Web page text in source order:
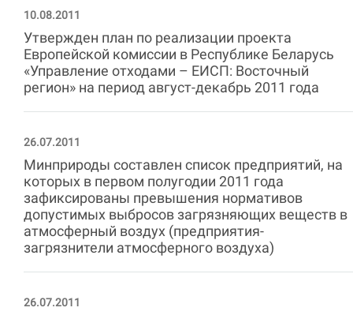
10.08.2011
Утвержден план по реализации проекта
Европейской комиссии в Республике Беларусь
«Управление отходами – ЕИСП: Восточный
регион» на период август-декабрь 2011 года
26.07.2011
Минприроды составлен список предприятий, на
которых в первом полугодии 2011 года
зафиксированы превышения нормативов
допустимых выбросов загрязняющих веществ в
атмосферный воздух (предприятия-
загрязнители атмосферного воздуха)
26.07.2011